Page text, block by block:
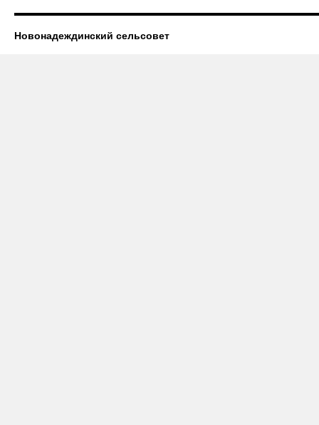
Новонадеждинский сельсовет